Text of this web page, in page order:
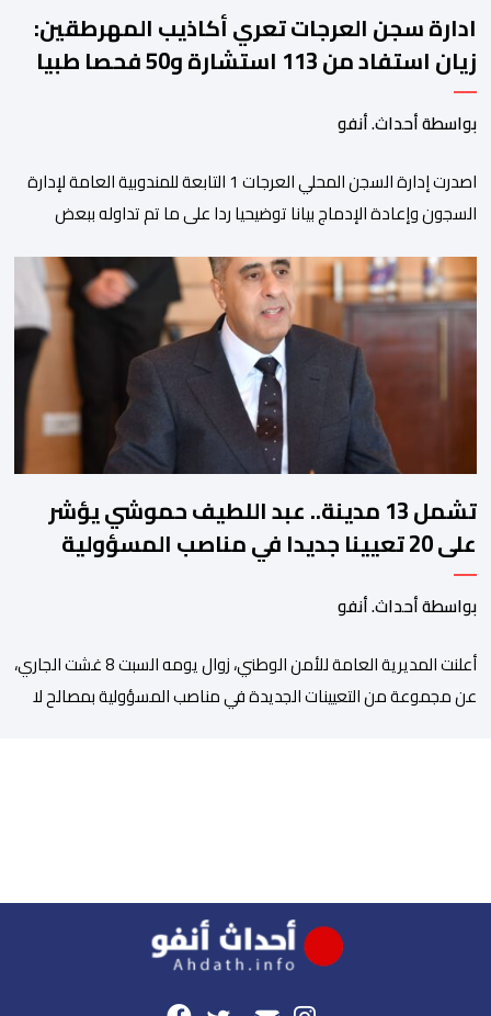
ادارة سجن العرجات تعري أكاذيب المهرطقين:
زيان استفاد من 113 استشارة و50 فحصا طبيا
بواسطة أحداث. أنفو
اصدرت إدارة السجن المحلي العرجات 1 التابعة للمندوبية العامة لإدارة
السجون وإعادة الإدماج بيانا توضيحيا ردا على ما تم تداوله ببعض
زيان، المعتقل بالمؤسسة ذاتها، وذلك لتنوير الرأي العام بالحقائق
والمعطيات الدقيقة.واوضحت إدارة المؤسسة السجنية أن المعني
بالأمر يستفيد منذ إيداعه من تتبع طبي منتظم ومستمر وفقا […]
تشمل 13 مدينة.. عبد اللطيف حموشي يؤشر
على 20 تعيينا جديدا في مناصب المسؤولية
بمصالح الأمن الوطني
بواسطة أحداث. أنفو
أعلنت المديرية العامة للأمن الوطني، زوال يومه السبت 8 غشت الجاري،
عن مجموعة من التعيينات الجديدة في مناصب المسؤولية بمصالح لا